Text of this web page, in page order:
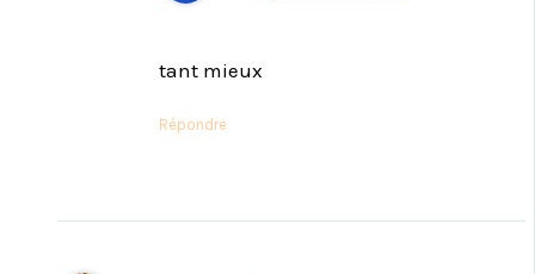
tant mieux
Répondre